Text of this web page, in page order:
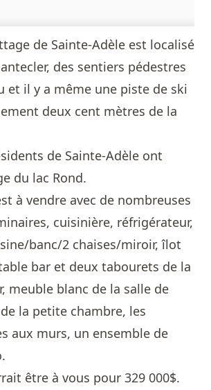
de Sainte-Adèle est localisé
des sentiers pédestres
et il y a même une piste de ski
deux cent mètres de la
de Sainte-Adèle ont
du lac Rond.
à vendre avec de nombreuses
cuisinière, réfrigérateur,
banc/2 chaises/miroir, îlot
bar et deux tabourets de la
meuble blanc de la salle de
la petite chambre, les
aux murs, un ensemble de
être à vous pour 329 000$.